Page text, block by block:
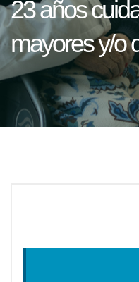
23 años
mayores y/o